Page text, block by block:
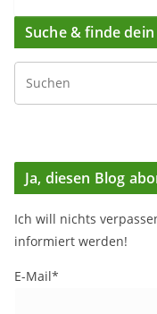
Suche & finde
Ja, diesen Blog
Ich will nichts
informiert werden!
E-Mail*